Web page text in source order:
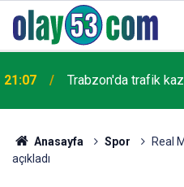
21:07 Trabzon'da trafik
Anasayfa Spor
Real
açıkladı